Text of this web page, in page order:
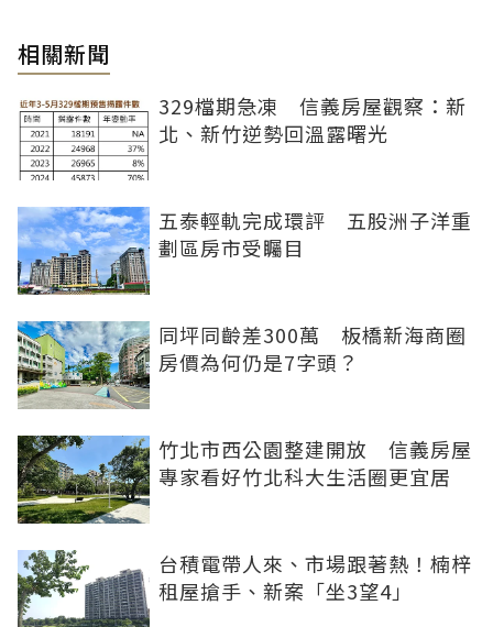
相關新聞
329檔期急凍 信義房屋觀察：新
北、新竹逆勢回溫露曙光
五泰輕軌完成環評 五股洲子洋重
劃區房市受矚目
同坪同齡差300萬 板橋新海商圈
房價為何仍是7字頭？
竹北市西公園整建開放 信義房屋
專家看好竹北科大生活圈更宜居
台積電帶人來、市場跟著熱！楠梓
租屋搶手、新案「坐3望4」